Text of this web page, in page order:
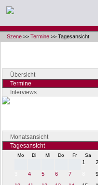
Szene >> Termine >> Tagesansicht
Übersicht
Termine
Interviews
Monatsansicht
Tagesansicht
Mo Di Mi Do Fr Sa
1
2
4 5 6 7
9